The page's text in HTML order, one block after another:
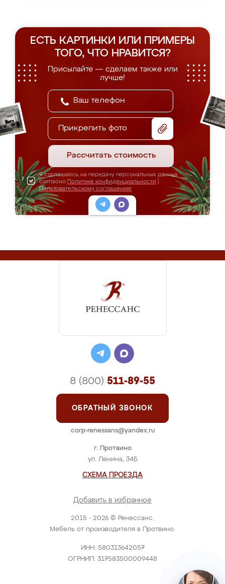
ЕСТЬ КАРТИНКИ ИЛИ ПРИМЕРЫ
ТОГО, ЧТО НРАВИТСЯ?
Присылайте — сделаем также или
лучше!
Прикрепить фото
Рассчитать стоимость
Я соглашаюсь на передачу персональных данных
согласно Политике конфиденциальности
Пользовательскому соглашению
2015 - 2026 © Ренессанс.
Мебель от производителя в Протвино.
ИНН: 580313642057
ОГРНИП: 317583500009448
г. Протвино
ул. Ленина, 34Б
СХЕМА ПРОЕЗДА
Добавить в избранное
8 (800) 511-89-55
ОБРАТНЫЙ ЗВОНОК
corp-renessans@yandex.ru